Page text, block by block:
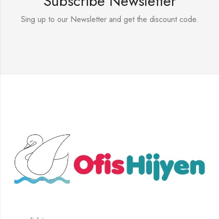
Sing up to our Newsletter and get the discount code.